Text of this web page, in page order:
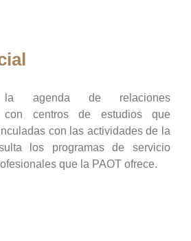
agenda de relaciones
con centros de estudios que
con las actividades de la
los programas de servicio
que la PAOT ofrece.